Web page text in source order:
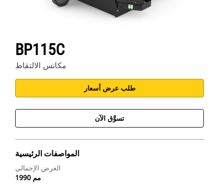
BP115C
مكانس الالتقاط
طلب عرض أسعار
تسوَّق الآن
المواصفات الرئيسية
العرض الإجمالي
1990 مم